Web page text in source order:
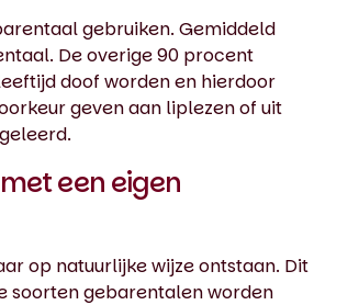
gebruiken. Gemiddeld
De overige 90 procent
doof worden en hierdoor
geven aan liplezen of uit
een eigen
op natuurlijke wijze ontstaan. Dit
soorten gebarentalen worden